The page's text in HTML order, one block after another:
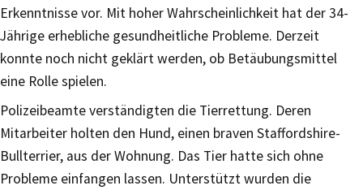
Erkenntnisse vor. Mit hoher Wahrscheinlichkeit hat der 34-
Jährige erhebliche gesundheitliche Probleme. Derzeit
konnte noch nicht geklärt werden, ob Betäubungsmittel
eine Rolle spielen.
Polizeibeamte verständigten die Tierrettung. Deren
Mitarbeiter holten den Hund, einen braven Staffordshire-
Bullterrier, aus der Wohnung. Das Tier hatte sich ohne
Probleme einfangen lassen. Unterstützt wurden die